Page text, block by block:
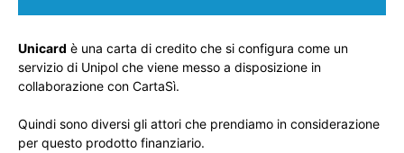
Unicard è una carta di credito che si configura come un
servizio di Unipol che viene messo a disposizione in
collaborazione con CartaSì.
Quindi sono diversi gli attori che prendiamo in considerazione
per questo prodotto finanziario.